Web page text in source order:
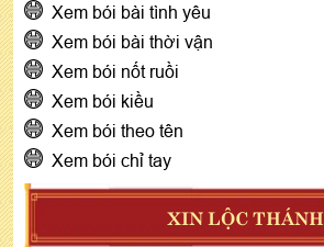
Xem bói bài tình yêu
Xem bói bài thời vận
Xem bói nốt ruồi
Xem bói kiều
Xem bói theo tên
Xem bói chỉ tay
XIN LỘC THÁNH